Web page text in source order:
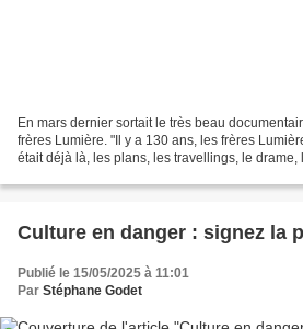
En mars dernier sortait le très beau
frères Lumière. "Il y a 130 ans, les frères
était déjà là, les plans, les travellings, le
Culture en danger : signez la
Publié le 15/05/2025 à 11:01
Par Stéphane Godet